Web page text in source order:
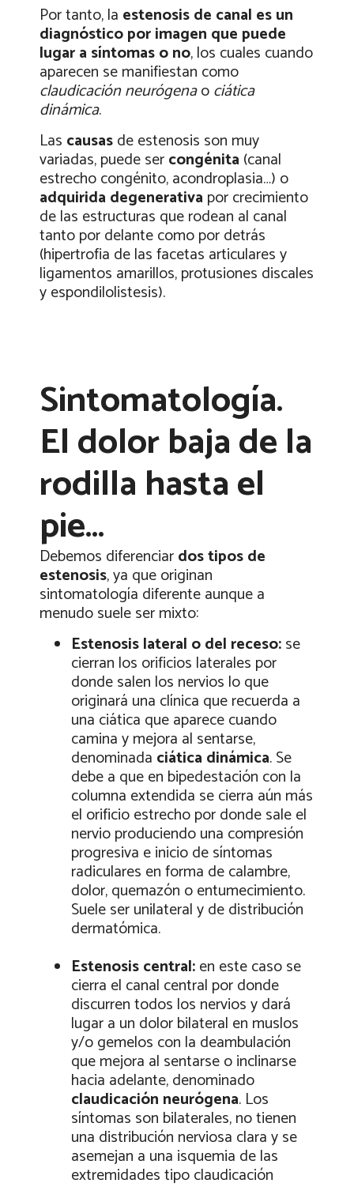
Por tanto, la estenosis de canal es un
diagnóstico por imagen que puede
lugar a síntomas o no, los cuales cuando
aparecen se manifiestan como
claudicación neurógenaociática
dinámica.
Las causasde estenosis son muy
variadas, puede sercongénita (canal
estrecho congénito, acondroplasia…) o
adquirida degenerativa por crecimiento
de las estructuras que rodean al canal
tanto por delante como por detrás
(hipertrofia de las facetas articulares y
ligamentos amarillos, protusiones discales
y espondilolistesis).
Sintomatología.
El dolor baja de la
rodilla hasta el
pie…
Debemos diferenciardos tipos de
estenosis, ya que originan
sintomatología diferente aunque a
menudo suele ser mixto:
Estenosis lateral o del receso:se
cierran los orificios laterales por
donde salen los nervios lo que
originará una clínica que recuerda a
una ciática que aparece cuando
camina y mejora al sentarse,
denominada ciática dinámica. Se
debe a que en bipedestación con la
columna extendida se cierra aún más
el orificio estrecho por donde sale el
nervio produciendo una compresión
progresiva e inicio de síntomas
radiculares en forma de calambre,
dolor, quemazón o entumecimiento.
Suele ser unilateral y de distribución
dermatómica.
Estenosis central:en este caso se
cierra el canal central por donde
discurren todos los nervios y dará
lugar a un dolor bilateral en muslos
y/o gemelos con la deambulación
que mejora al sentarse o inclinarse
hacia adelante, denominado
claudicación neurógena. Los
síntomas son bilaterales, no tienen
una distribución nerviosa clara y se
asemejan a una isquemia de las
extremidades tipo claudicación